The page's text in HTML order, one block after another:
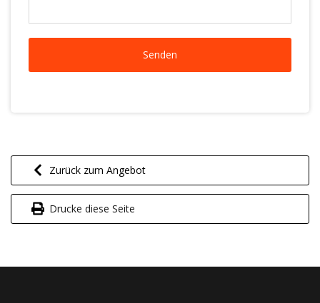
Zurück zum Angebot
Drucke diese Seite